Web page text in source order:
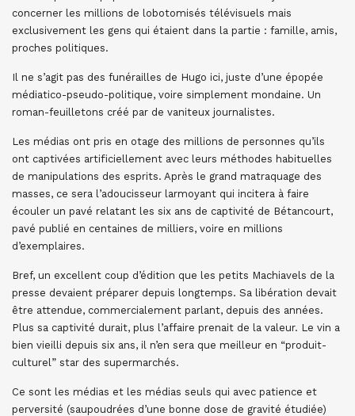
concerner les millions de lobotomisés télévisuels mais
exclusivement les gens qui étaient dans la partie : famille, amis,
proches politiques.
Il ne s’agit pas des funérailles de Hugo ici, juste d’une épopée
médiatico-pseudo-politique, voire simplement mondaine. Un
roman-feuilletons créé par de vaniteux journalistes.
Les médias ont pris en otage des millions de personnes qu’ils
ont captivées artificiellement avec leurs méthodes habituelles
de manipulations des esprits. Après le grand matraquage des
masses, ce sera l’adoucisseur larmoyant qui incitera à faire
écouler un pavé relatant les six ans de captivité de Bétancourt,
pavé publié en centaines de milliers, voire en millions
d’exemplaires.
Bref, un excellent coup d’édition que les petits Machiavels de la
presse devaient préparer depuis longtemps. Sa libération devait
être attendue, commercialement parlant, depuis des années.
Plus sa captivité durait, plus l’affaire prenait de la valeur. Le vin a
bien vieilli depuis six ans, il n’en sera que meilleur en “produit-
culturel” star des supermarchés.
Ce sont les médias et les médias seuls qui avec patience et
perversité (saupoudrées d’une bonne dose de gravité étudiée)